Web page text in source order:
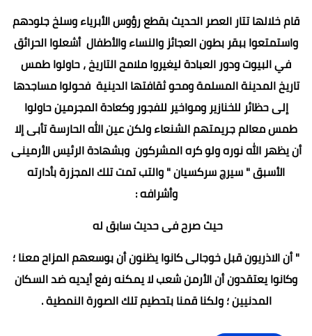
قام خلالها تتار العصر الحديث بقطع رؤوس الأبرياء وسلخ جلودهم
واستمتعوا ببقر بطون العجائز والنساء والأطفال أشعلوا الحرائق
في البيوت ودور العبادة ليغيروا ملامح التاريخ ، حاولوا طمس
تاريخ المدينة المسلمة ومحو ثقافتها الدينية فحولوا مساجدها
إلى حظائر للخنازير ومواخير للفجور وكعادة المجرمين حاولوا
طمس معالم جريمتهم الشنعاء ولکن عين الله الحارسة تأبى إلا
أن يظهر الله نوره ولو كره المشركون وبشهادة الرئيس الأرمينى
الأسبق " سيرچ سركسيان " والتب تمت تلك المجزرة بأدارته
وأشرافه :
حيث صرح فى حديث سابق له
" أن الاذريون قبل خوجالى كانوا يظنون أن بوسعهم المزاح معنا ؛
وكانوا يعتقدون أن الأرمن شعب لا يمكنه رفع أيديه ضد السكان
المدنيين ؛ ولكنا قمنا بتحطيم تلك الصورة النمطية .